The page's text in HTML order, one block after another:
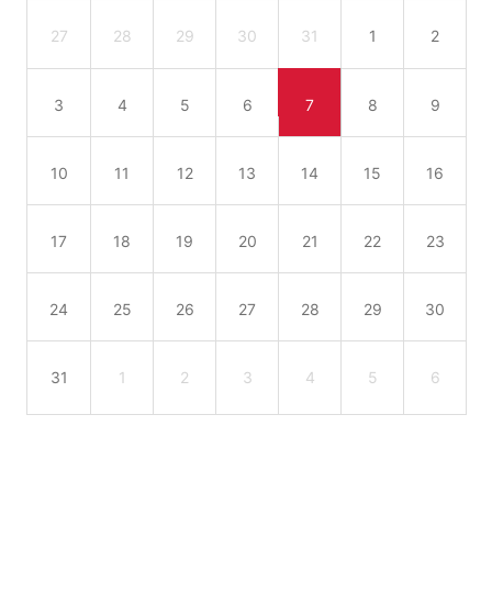
27 28 29 30 31 1 2
3 4 5 6 7 8 9
10 11 12 13 14 15 16
17 18 19 20 21 22 23
24 25 26 27 28 29 30
31 1 2 3 4 5 6